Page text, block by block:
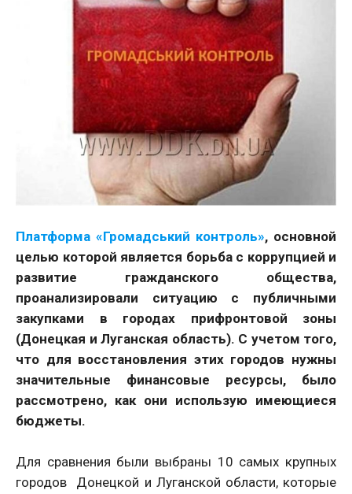
Платформа «Громадський контроль», основной
целью которой является борьба с коррупцией и
развитие гражданского общества,
проанализировали ситуацию с публичными
закупками в городах прифронтовой зоны
(Донецкая и Луганская область). С учетом того,
что для восстановления этих городов нужны
значительные финансовые ресурсы, было
рассмотрено, как они использую имеющиеся
бюджеты.
Для сравнения были выбраны 10 самых крупных
городов Донецкой и Луганской области, которые